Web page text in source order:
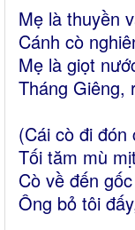
Mẹ là thuyền
Cánh cò
Mẹ là giọt
Tháng Giêng,
(Cái cò đi đón
Tối tăm mù
Cò về đến
Ông bỏ tôi